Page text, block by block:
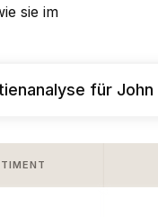
sie im
für John